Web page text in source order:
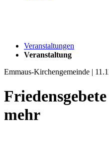
Veranstaltungen
Veranstaltung
Emmaus-Kirchengemeinde |
mehr